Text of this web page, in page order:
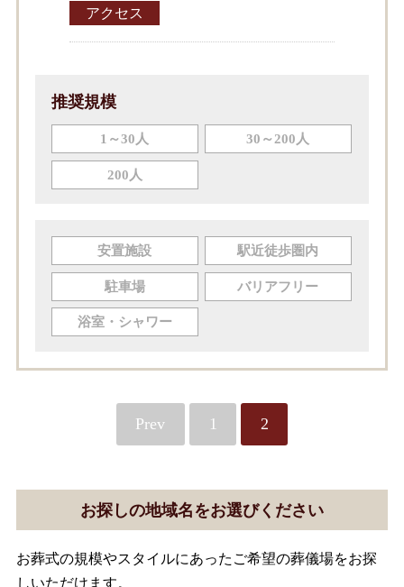
アクセス
推奨規模
1～30人 30～200人
200人
安置施設 駅近徒歩圏内
駐車場 バリアフリー
浴室・シャワー
Prev 1 2
お探しの地域名をお選びください
お葬式の規模やスタイルにあったご希望の葬儀場をお探
しいただけます。